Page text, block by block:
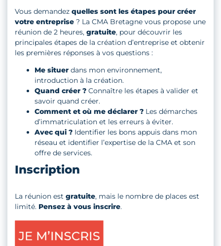
Vous demandez quelles sont les étapes pour créer
votre entreprise ? La CMA Bretagne vous propose une
réunion de 2 heures, gratuite, pour découvrir les
principales étapes de la création d’entreprise et obtenir
les premières réponses à vos questions :
Me situer dans mon environnement,
introduction à la création.
Quand créer ? Connaître les étapes à valider et
savoir quand créer.
Comment et où me déclarer ? Les démarches
d’immatriculation et les erreurs à éviter.
Avec qui ? Identifier les bons appuis dans mon
réseau et identifier l’expertise de la CMA et son
offre de services.
Inscription
La réunion est gratuite, mais le nombre de places est
limité. Pensez à vous inscrire.